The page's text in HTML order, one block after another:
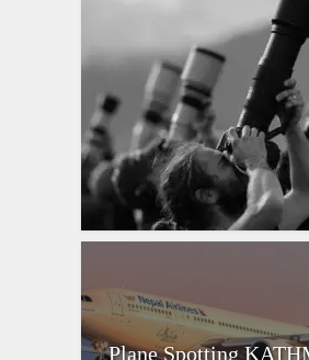
Plane Spotting